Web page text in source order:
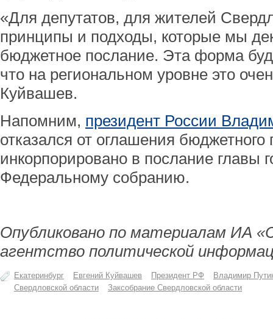
«Для депутатов, для жителей
принципы и подходы, которые мы
бюджетное послание. Эта форма
что на региональном уровне это
Куйвашев.
Напомним, президент России
отказался от оглашения
инкорпорировано в послание главы
Федеральному собранию.
Опубликовано по материалам ИА
агентство политической
Екатеринбург Евгений Куйвашев Президент РФ
Владимир
Свердловской области
Заксобрание Свердловской области